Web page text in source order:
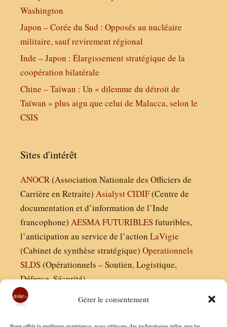
Gérer le consentement
Washington
Japon – Corée du Sud : Opposés au nucléaire
militaire, sauf revirement régional
Inde – Japon : Élargissement stratégique de la
coopération bilatérale
Chine – Taïwan : Un « dilemme du détroit de
Taïwan » plus aigu que celui de Malacca, selon le
CSIS
Sites d'intérêt
ANOCR(Association Nationale des Officiers de
Carrière en Retraite) AsialystCIDIF(Centre de
documentation et d’information de l’Inde
francophone) AESMAFUTURIBLESfuturibles,
l’anticipation au service de l’action LaVigie
(Cabinet de synthèse stratégique) Operationnels
SLDS(Opérationnels – Soutien, Logistique,
Défense, Sécurité)